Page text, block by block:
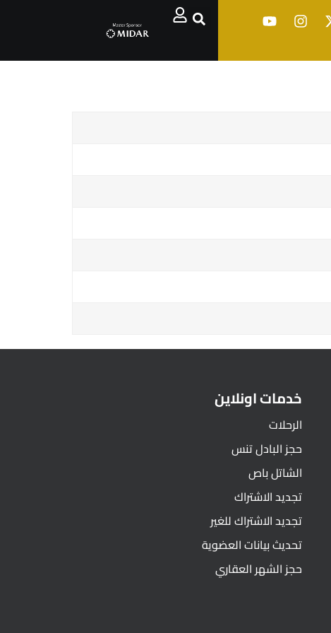
خدمات اونلاين
الرحلات
حجز البادل تنس
الشاتل باص
تجديد الاشتراك
تجديد الاشتراك للغير
تحديث بيانات العضوية
حجز الشهر العقاري